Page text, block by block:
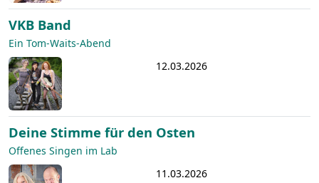
VKB Band
Ein Tom-Waits-Abend
12.03.2026
Deine Stimme für den Osten
Offenes Singen im Lab
11.03.2026